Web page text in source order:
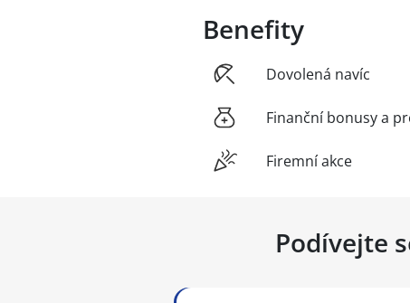
Benefity
Dovolená navíc
Finanční bonusy a
Firemní akce
Podívejte